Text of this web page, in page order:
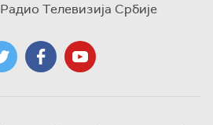
Радио Телевизија Србије